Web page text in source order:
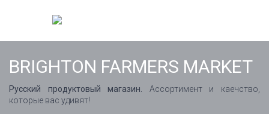
BRIGHTON FARMERS MARKET
Русский продуктовый магазин.
Ассортимент и каечство,
которые вас удивят!